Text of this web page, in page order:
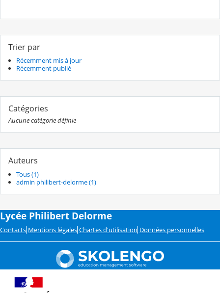
Trier par
Récemment mis à jour
Récemment publié
Catégories
Aucune catégorie définie
Auteurs
Tous (1)
admin philibert-delorme (1)
Lycée Philibert Delorme
Contacts Mentions légales Chartes d'utilisation Données personnelles